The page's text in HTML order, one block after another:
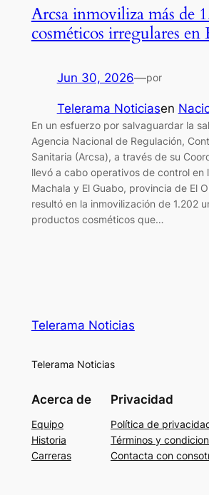
Arcsa inmoviliza más de
cosméticos irregulares
Jun 30, 2026—por
Telerama Noticiasen
En un esfuerzo por salvaguardar la
Agencia Nacional de Regulación,
Sanitaria (Arcsa), a través de su
llevó a cabo operativos de control en
Machala y El Guabo, provincia de El
resultó en la inmovilización de 1.202
productos cosméticos que…
Telerama Noticias
Telerama Noticias
Acerca de
Equipo
Historia
Carreras
Privacidad
Política de
Términos y
Contacta con